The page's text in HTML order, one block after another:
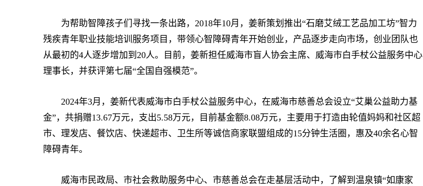
为帮助智障孩子们寻找一条出路，2018年10月，姜新策划推出“石磨艾绒工艺品加工坊”智力
残疾青年职业技能培训服务项目，带领心智障碍青年开始创业，产品逐步走向市场，创业团队也
从最初的4人逐步增加到20人。目前，姜新担任威海市盲人协会主席、威海市白手杖公益服务中心
理事长，并获评第七届“全国自强模范”。
2024年3月，姜新代表威海市白手杖公益服务中心，在威海市慈善总会设立“艾巢公益助力基
金”，共捐赠13.67万元，支出5.58万元，目前基金额8.08万元，主要用于打造由轮值妈妈和社区超
市、理发店、餐饮店、快递超市、卫生所等诚信商家联盟组成的15分钟生活圈，惠及40余名心智
障碍青年。
威海市民政局、市社会救助服务中心、市慈善总会在走基层活动中，了解到温泉镇“如康家